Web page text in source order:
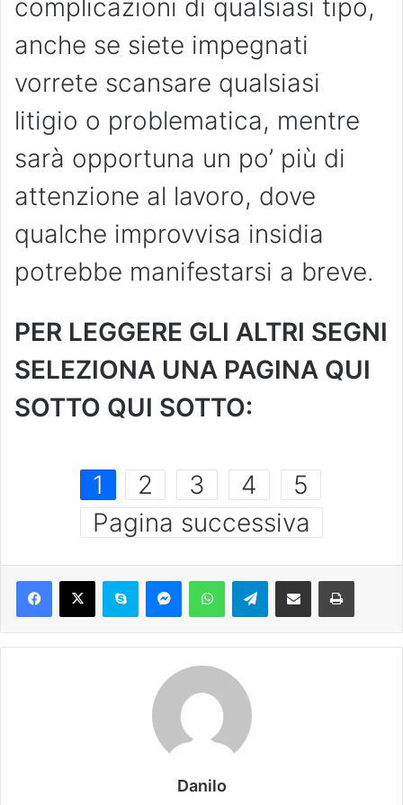
complicazioni di qualsiasi tipo,
anche se siete impegnati
vorrete scansare qualsiasi
litigio o problematica, mentre
sarà opportuna un po’ più di
attenzione al lavoro, dove
qualche improvvisa insidia
potrebbe manifestarsi a breve.
PER LEGGERE GLI ALTRI SEGNI
SELEZIONA UNA PAGINA QUI
SOTTO QUI SOTTO:
1 2 3 4
5
Pagina successiva
Danilo